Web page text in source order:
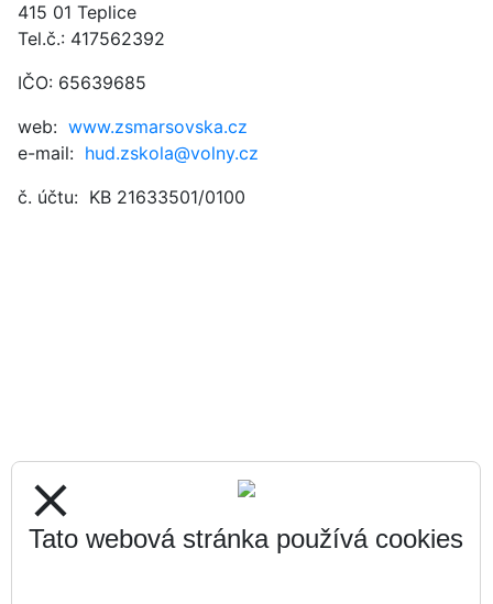
415 01 Teplice
Tel.č.: 417562392
IČO: 65639685
web: www.zsmarsovska.cz
e-mail: hud.zskola@volny.cz
č. účtu: KB 21633501/0100
close
Tato webová stránka používá cookies